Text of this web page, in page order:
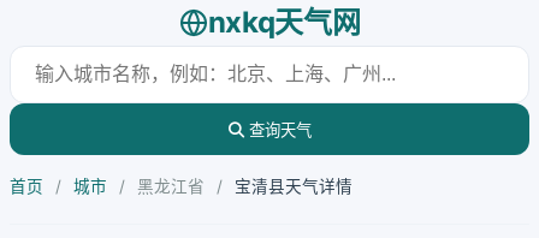
nxkq天气网
查询天气
首页 / 城市 / 黑龙江省 / 宝清县天气详情